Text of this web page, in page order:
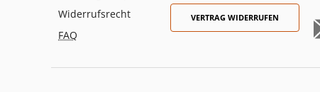
Widerrufsrecht
FAQ
VERTRAG WIDERRUFEN